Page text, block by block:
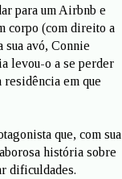
para um Airbnb e
corpo (com direito a
avó, Connie
levou-o a se perder
em que
que, com sua
história sobre
dificuldades.